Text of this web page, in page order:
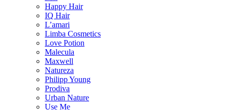
Happy Hair
IQ Hair
L’amari
Limba Cosmetics
Love Potion
Malecula
Maxwell
Natureza
Philipp Young
Prodiva
Urban Nature
Use Me